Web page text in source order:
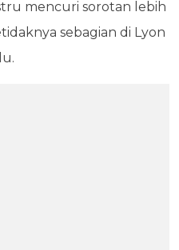
mencuri sorotan lebih
sebagian di Lyon